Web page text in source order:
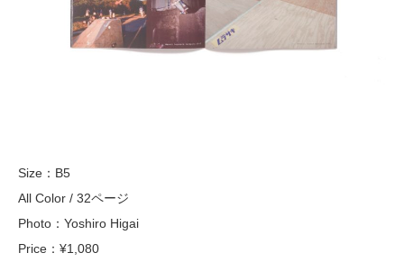
Size：B5
All Color / 32ページ
Photo：Yoshiro Higai
Price：¥1,080